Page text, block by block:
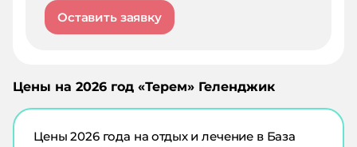
Оставить заявку
Цены на 2026 год «Терем» Геленджик
Цены2026года на отдых и лечение в База